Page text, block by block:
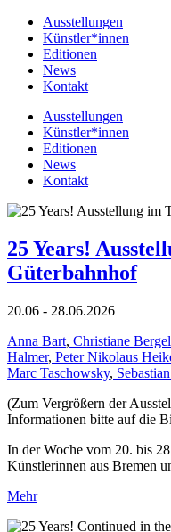
Ausstellungen
Künstler*innen
Editionen
News
Kontakt
Ausstellungen
Künstler*innen
Editionen
News
Kontakt
25 Years!
Güterbahnhof
20.06 - 28.06.2026
Anna Bart, Christiane
Halmer, Peter Nikolaus
Marc Taschowsky,
(Zum Vergrößern der
Informationen bitte auf die
In der Woche vom 20. bis
Künstlerinnen aus Bremen
Mehr